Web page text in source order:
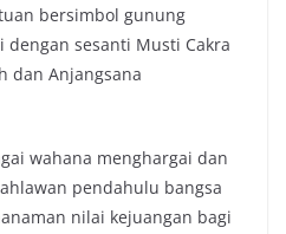
bersimbol gunung
sesanti Musti Cakra
dan Anjangsana
wahana menghargai dan
pendahulu bangsa
nilai kejuangan bagi